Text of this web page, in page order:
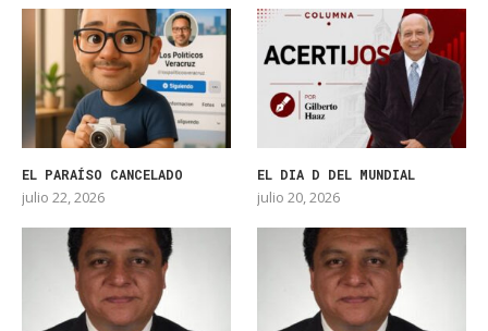
EL PARAÍSO CANCELADO
julio 22, 2026
EL DIA D DEL MUNDIAL
julio 20, 2026